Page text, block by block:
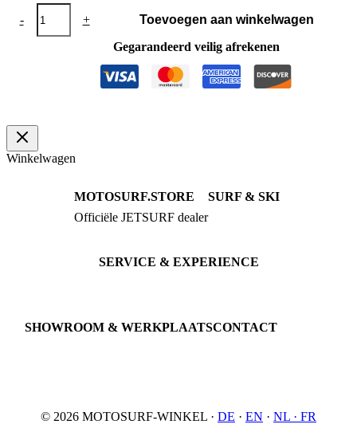
-
Swimshorts
Fluo
Yellow
+
Toevoegen aan winkelwagen
Gegarandeerd veilig afrekenen
Winkelwagen
MOTOSURF.STORE
Officiële JETSURF dealer
SURF & SKI
JETSURF Boards
SERVICE & EXPERIENCE
SHOWROOM & WERKPLAATSCONTACT
© 2026 MOTOSURF-WINKEL · DE · EN · NL · FR